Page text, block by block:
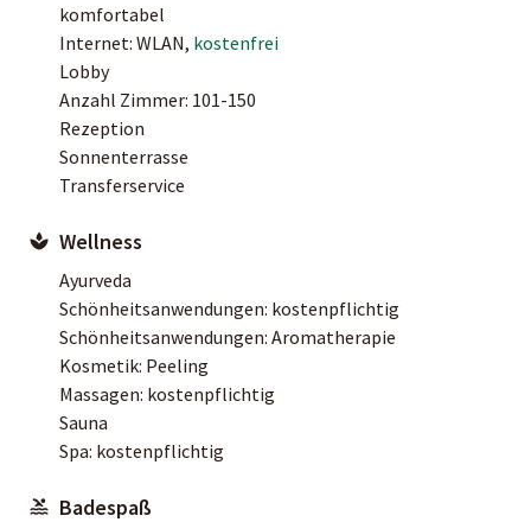
komfortabel
Internet: WLAN, kostenfrei
Lobby
Anzahl Zimmer: 101-150
Rezeption
Sonnenterrasse
Transferservice
Wellness
Ayurveda
Schönheitsanwendungen: kostenpflichtig
Schönheitsanwendungen: Aromatherapie
Kosmetik: Peeling
Massagen: kostenpflichtig
Sauna
Spa: kostenpflichtig
Badespaß